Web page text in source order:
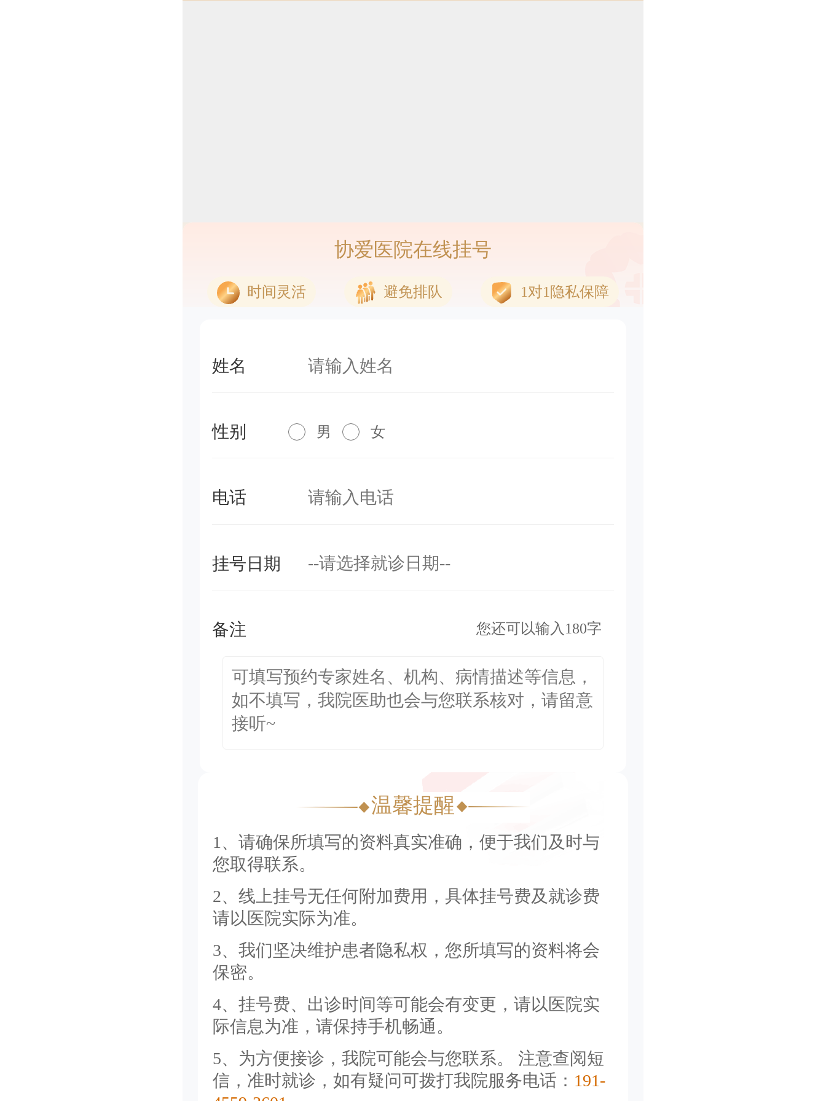
协爱医院在线挂号
时间灵活 避免排队 1对1隐私保障
姓名
性别 男 女
电话
挂号日期
备注 您还可以输入180字
温馨提醒
1、请确保所填写的资料真实准确，便于我们及时与
您取得联系。
2、线上挂号无任何附加费用，具体挂号费及就诊费
请以医院实际为准。
3、我们坚决维护患者隐私权，您所填写的资料将会
保密。
4、挂号费、出诊时间等可能会有变更，请以医院实
际信息为准，请保持手机畅通。
5、为方便接诊，我院可能会与您联系。 注意查阅短
信，准时就诊，如有疑问可拨打我院服务电话： 191-